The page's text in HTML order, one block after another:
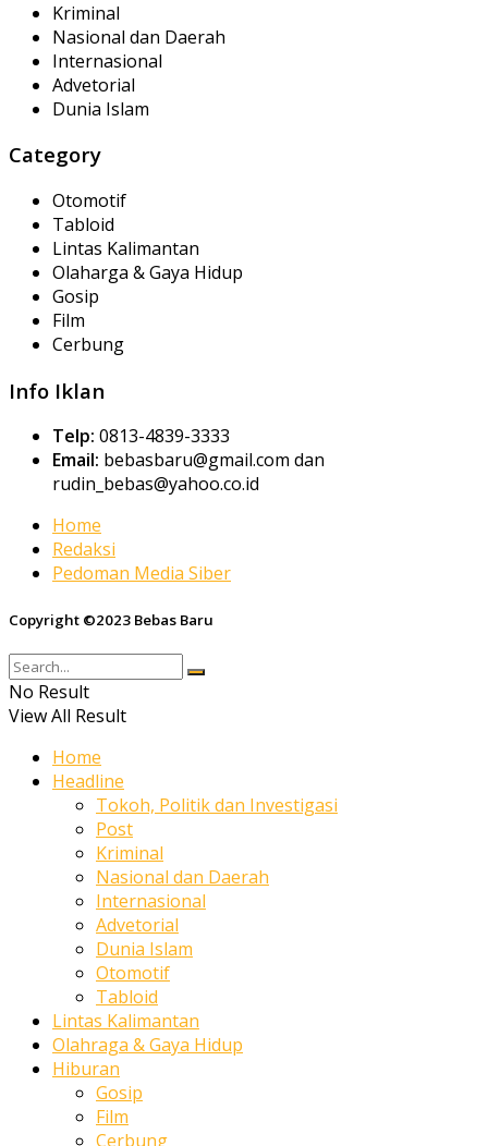
Kriminal
Nasional dan Daerah
Internasional
Advetorial
Dunia Islam
Category
Otomotif
Tabloid
Lintas Kalimantan
Olaharga & Gaya Hidup
Gosip
Film
Cerbung
Info Iklan
Telp: 0813-4839-3333
Email: bebasbaru@gmail.com dan
rudin_bebas@yahoo.co.id
Home
Redaksi
Pedoman Media Siber
Copyright ©2023 Bebas Baru
No Result
View All Result
Home
Headline
Tokoh, Politik dan Investigasi
Post
Kriminal
Nasional dan Daerah
Internasional
Advetorial
Dunia Islam
Otomotif
Tabloid
Lintas Kalimantan
Olahraga & Gaya Hidup
Hiburan
Gosip
Film
Cerbung